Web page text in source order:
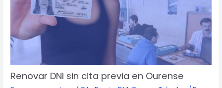
Renovar DNI sin cita previa en Ourense